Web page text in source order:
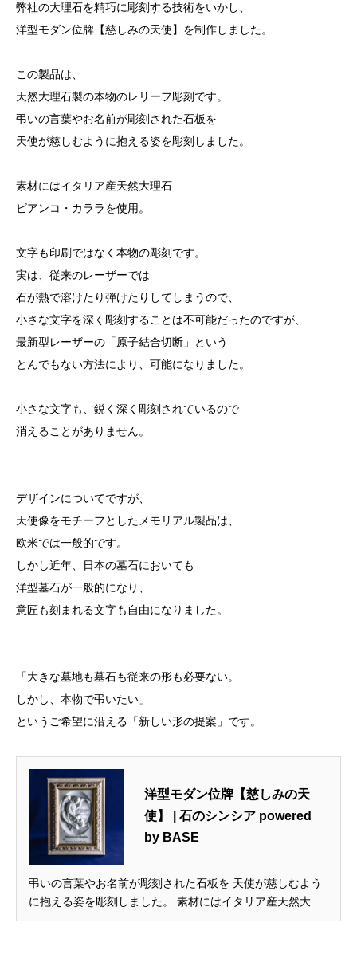
弊社の大理石を精巧に彫刻する技術をいかし、
洋型モダン位牌【慈しみの天使】を制作しました。
この製品は、
天然大理石製の本物のレリーフ彫刻です。
弔いの言葉やお名前が彫刻された石板を
天使が慈しむように抱える姿を彫刻しました。
素材にはイタリア産天然大理石
ビアンコ・カララを使用。
文字も印刷ではなく本物の彫刻です。
実は、従来のレーザーでは
石が熱で溶けたり弾けたりしてしまうので、
小さな文字を深く彫刻することは不可能だったのですが、
最新型レーザーの「原子結合切断」という
とんでもない方法により、可能になりました。
小さな文字も、鋭く深く彫刻されているので
消えることがありません。
デザインについてですが、
天使像をモチーフとしたメモリアル製品は、
欧米では一般的です。
しかし近年、日本の墓石においても
洋型墓石が一般的になり、
意匠も刻まれる文字も自由になりました。
「大きな墓地も墓石も従来の形も必要ない。
しかし、本物で弔いたい」
というご希望に沿える「新しい形の提案」です。
洋型モダン位牌【慈しみの天
使】 | 石のシンシア powered
by BASE
弔いの言葉やお名前が彫刻された石板を 天使が慈しむよう
に抱える姿を彫刻しました。 素材にはイタリア産天然大理
石 ビアンコ・カララを使用、 天使像は本物の彫刻です。 さ